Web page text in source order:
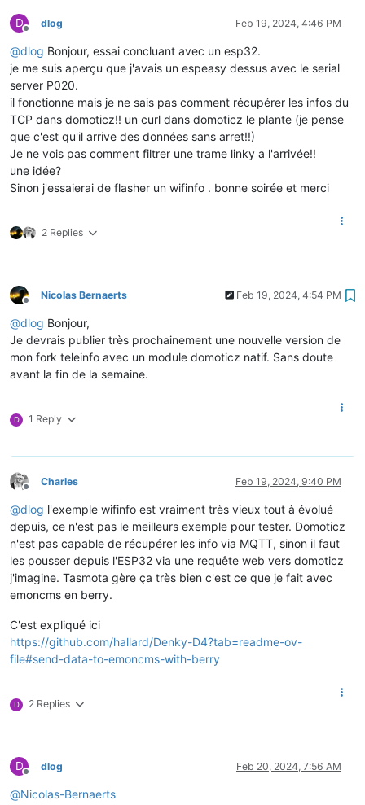
D
Offline
dlog Feb 19, 2024, 4:46 PM
@dlog Bonjour, essai concluant avec un esp32.
je me suis aperçu que j'avais un espeasy dessus avec le serial
server P020.
il fonctionne mais je ne sais pas comment récupérer les infos du
TCP dans domoticz!! un curl dans domoticz le plante (je pense
que c'est qu'il arrive des données sans arret!!)
Je ne vois pas comment filtrer une trame linky a l'arrivée!!
une idée?
Sinon j'essaierai de flasher un wifinfo . bonne soirée et merci
2 Replies
Offline
Nicolas Bernaerts Feb 19, 2024, 4:54 PM
@dlog Bonjour,
Je devrais publier très prochainement une nouvelle version de
mon fork teleinfo avec un module domoticz natif. Sans doute
avant la fin de la semaine.
D 1 Reply
Offline
Charles Feb 19, 2024, 9:40 PM
@dlog l'exemple wifinfo est vraiment très vieux tout à évolué
depuis, ce n'est pas le meilleurs exemple pour tester. Domoticz
n'est pas capable de récupérer les info via MQTT, sinon il faut
les pousser depuis l'ESP32 via une requête web vers domoticz
j'imagine. Tasmota gère ça très bien c'est ce que je fait avec
emoncms en berry.
C'est expliqué ici
https://github.com/hallard/Denky-D4?tab=readme-ov-
file#send-data-to-emoncms-with-berry
D 2 Replies
D
Offline
dlog Feb 20, 2024, 7:56 AM
@Nicolas-Bernaerts